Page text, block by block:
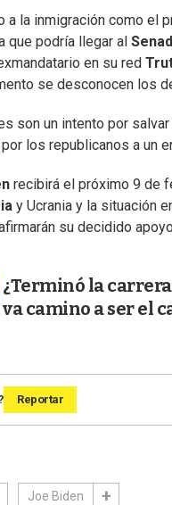
a la inmigración como el
que podría llegar al
en su red
se desconocen los
son un intento por
los republicanos a un
recibirá el próximo 9 de
y Ucrania y la situación
su decidido
¿Terminó la
va camino a ser el
Reportar
Joe Biden